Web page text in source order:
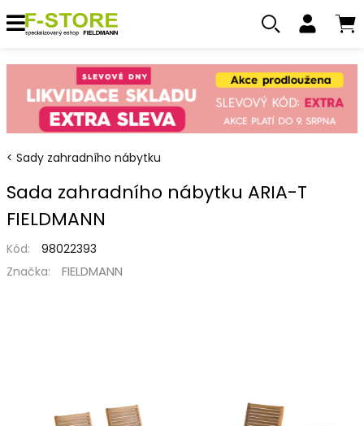
Sady zahradního nábytku
Sada zahradního nábytku ARIA-T
FIELDMANN
Kód:
98022393
Značka:
FIELDMANN